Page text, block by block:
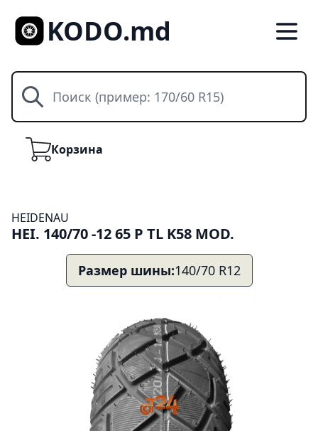
KODO.md
Поиск
КорзинаКорзина
HEIDENAU
HEI. 140/70 -12 65 P TL K58 MOD.
Размер шины:140/70 R12